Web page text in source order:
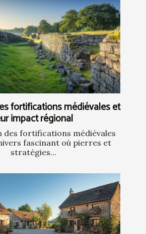
fortifications médiévales et
impact régional
des fortifications médiévales
fascinant où pierres et
stratégies...